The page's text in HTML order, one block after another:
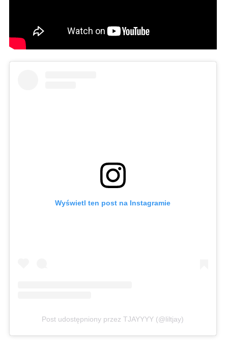
Wyświetl ten post na Instagramie
Post udostępniony przez TJAYYYY (@liltjay)